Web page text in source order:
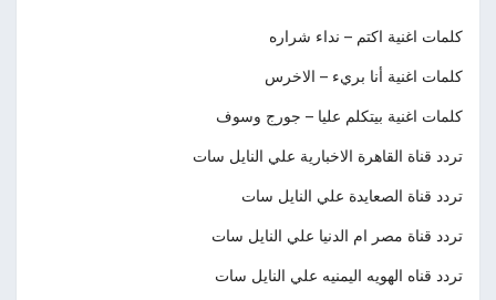
كلمات اغنية اكتم – نداء شراره
كلمات اغنية أنا بريء – الاخرس
كلمات اغنية بيتكلم عليا – جورج وسوف
تردد قناة القاهرة الاخبارية علي النايل سات
تردد قناة الصعايدة علي النايل سات
تردد قناة مصر ام الدنيا علي النايل سات
تردد قناه الهويه اليمنيه علي النايل سات